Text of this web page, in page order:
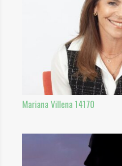
Mariana Villena 14170